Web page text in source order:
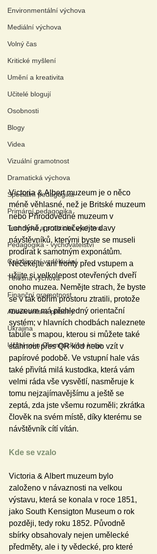
Environmentální výchova
Mediální výchova
Volný čas
Kritické myšlení
Umění a kreativita
Učitelé blogují
Osobnosti
Blogy
Videa
Vizuální gramotnost
Dramatická výchova
Speciální pedagogika
Primární pedagogika
Technická a praktická výchova
Pedagogika - vychovatelství
Celoživotní vzdělávání
Tělesná výchova
Finanční gramotnost
Absolventské příběhy
Ukrajina
Učitel roku Olomouckého kraje
Victoria & Albert muzeum je o něco
méně věhlasné, než je Britské muzeum
nebo Přírodovědné muzeum v
Londýně, proto nečekejte davy
návštěvníků, kterými byste se museli
prodírat k samotným exponátům.
Nečekejte ani fronty před vstupem a
užijte si velkolepost otevřených dveří
onoho muzea. Nemějte strach, že byste
se v tak obřím prostoru ztratili, protože
muzeum má přehledný orientační
systém; v hlavních chodbách naleznete
tabule s mapou, kterou si můžete také
stáhnout přes QR kód nebo vzít v
papírové podobě. Ve vstupní hale vás
také přivítá milá kustodka, která vám
velmi ráda vše vysvětlí, nasměruje k
tomu nejzajímavějšímu a ještě se
zeptá, zda jste všemu rozuměli; zkrátka
člověk na svém místě, díky kterému se
návštěvník cítí vítán.
Kde se vzalo
Victoria & Albert muzeum bylo
založeno v návaznosti na velkou
výstavu, která se konala v roce 1851,
jako South Kensigton Museum o rok
později, tedy roku 1852. Původně
sbírky obsahovaly nejen umělecké
předměty, ale i ty vědecké, pro které